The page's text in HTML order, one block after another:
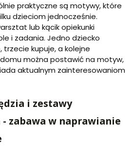
praktyczne są motywy, które
dzieciom jednocześnie.
lub kącik opiekunki
i zadania. Jedno dziecko
kupuje, a kolejne
można postawić na motyw,
aktualnym zainteresowaniom
i zestawy
zabawa w naprawianie